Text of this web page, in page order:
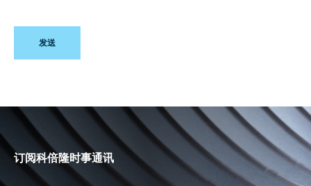
发送
订阅科倍隆时事通讯